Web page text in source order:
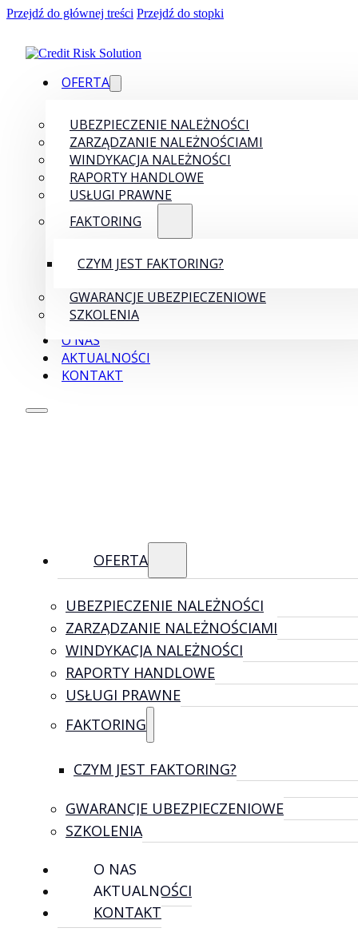
Przejdź do głównej treści Przejdź do stopki
OFERTA
UBEZPIECZENIE NALEŻNOŚCI
ZARZĄDZANIE NALEŻNOŚCIAMI
WINDYKACJA NALEŻNOŚCI
RAPORTY HANDLOWE
USŁUGI PRAWNE
FAKTORING
CZYM JEST FAKTORING?
GWARANCJE UBEZPIECZENIOWE
SZKOLENIA
O NAS
AKTUALNOŚCI
KONTAKT
OFERTA
UBEZPIECZENIE NALEŻNOŚCI
ZARZĄDZANIE NALEŻNOŚCIAMI
WINDYKACJA NALEŻNOŚCI
RAPORTY HANDLOWE
USŁUGI PRAWNE
FAKTORING
CZYM JEST FAKTORING?
GWARANCJE UBEZPIECZENIOWE
SZKOLENIA
O NAS
AKTUALNOŚCI
KONTAKT